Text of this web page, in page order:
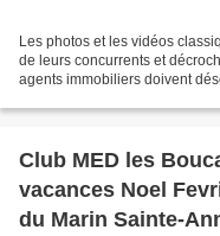
Les photos et les vidéos
de leurs concurrents et
agents immobiliers doivent
Club MED les
vacances Noel
du Marin Sainte-